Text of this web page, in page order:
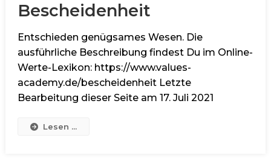
Bescheidenheit
Entschieden genügsames Wesen. Die
ausführliche Beschreibung findest Du im Online-
Werte-Lexikon: https://www.values-
academy.de/bescheidenheit Letzte
Bearbeitung dieser Seite am 17. Juli 2021
Lesen ...